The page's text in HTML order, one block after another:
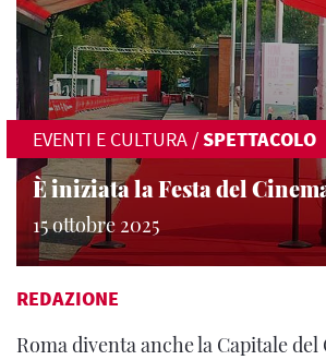
EVENTI E CULTURA /SPETTACOLO
È iniziata la Festa del
15 ottobre 2025
REDAZIONE
Roma diventa anche la Capitale del